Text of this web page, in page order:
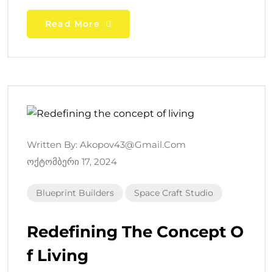
Read More
Written By: Akopov43@gmail.com
Ოქტომბერი 17, 2024
Blueprint Builders Space Craft Studio
Redefining The Concept O
F Living